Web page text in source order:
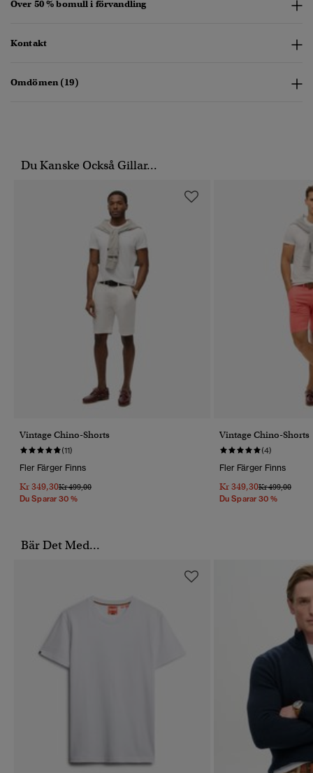
Över 50 % bomull i förvandling
Kontakt
Omdömen (19)
Du Kanske Också Gillar...
Vintage Chino-Shorts
(11)
Fler Färger Finns
Kr 349,30Pris Reducerat Från
Kr 499,00Till
Du Sparar 30 %
Vintage Chino-Shorts
(4)
Fler Färger Finns
Kr 349,30Pris Reducerat
Kr 499,00Till
Du Sparar 30 %
Bär Det Med...